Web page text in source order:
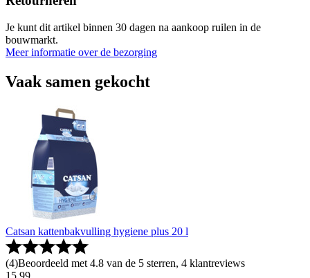
Je kunt dit artikel binnen 30 dagen na aankoop ruilen in de
bouwmarkt.
Meer informatie over de bezorging
Vaak samen gekocht
Catsan kattenbakvulling hygiene plus 20 l
(4)Beoordeeld met 4.8 van de 5 sterren, 4 klantreviews
15.99